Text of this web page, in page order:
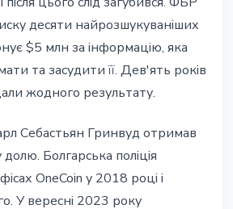
десяти найрозшукуваніших
$5 млн за інформацію, яка
та засудити її. Дев'ять років
жодного результату.
Себастьян Гринвуд отримав
Болгарська поліція
OneCoin у 2018 році і
У вересні 2023 року